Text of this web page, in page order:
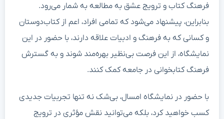
فرهنگ کتاب و ترویج عشق به مطالعه به شمار می‌رود.
بنابراین، پیشنهاد می‌شود که تمامی افراد، اعم از کتاب‌دوستان
و کسانی که به فرهنگ و ادبیات علاقه دارند، با حضور در این
نمایشگاه، از این فرصت بی‌نظیر بهره‌مند شوند و به گسترش
فرهنگ کتابخوانی در جامعه کمک کنند.
با حضور در نمایشگاه امسال، بی‌شک نه تنها تجربیات جدیدی
کسب خواهید کرد، بلکه می‌توانید نقش مؤثری در ترویج